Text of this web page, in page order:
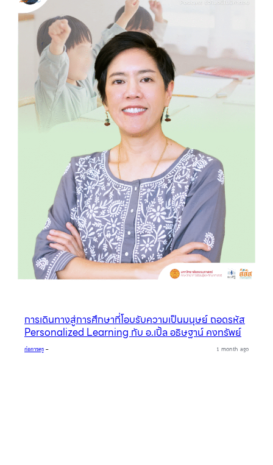
การเดินทางสู่การศึกษาที่โอบรับความเป็นมนุษย์ ถอดรหัส
Personalized Learning กับ อ.เปิ้ล อธิษฐาน์ คงทรัพย์
ก่อการครู– 1 month ago